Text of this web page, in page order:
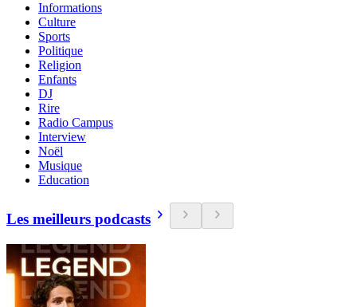
Informations
Culture
Sports
Politique
Religion
Enfants
DJ
Rire
Radio Campus
Interview
Noël
Musique
Education
Les meilleurs podcasts